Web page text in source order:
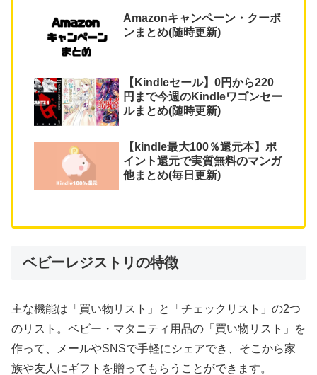
Amazonキャンペーン・クーポ
ンまとめ(随時更新)
【Kindleセール】0円から220
円まで今週のKindleワゴンセー
ルまとめ(随時更新)
【kindle最大100％還元本】ポ
イント還元で実質無料のマンガ
他まとめ(毎日更新)
ベビーレジストリの特徴
主な機能は「買い物リスト」と「チェックリスト」の2つ
のリスト。ベビー・マタニティ用品の「買い物リスト」を
作って、メールやSNSで手軽にシェアでき、そこから家
族や友人にギフトを贈ってもらうことができます。